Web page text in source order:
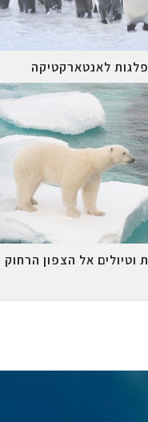
לאנטארקטיקה
וטיולים אל הצפון הרחוק